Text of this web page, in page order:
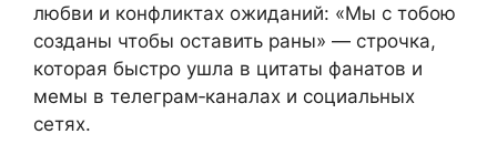
любви и конфликтах ожиданий: «Мы с тобою
созданы чтобы оставить раны» — строчка,
которая быстро ушла в цитаты фанатов и
мемы в телеграм‑каналах и социальных
сетях.